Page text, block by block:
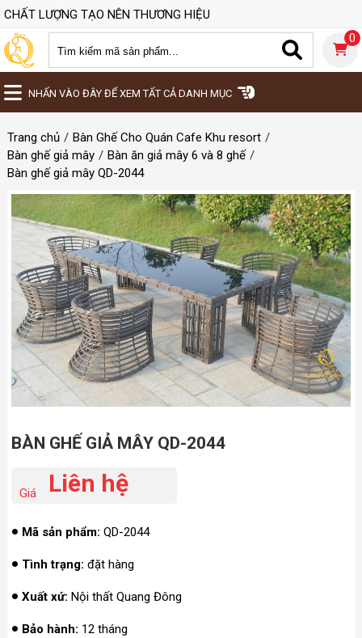
CHẤT LƯỢNG TẠO NÊN THƯƠNG HIỆU
0
NHẤN VÀO ĐÂY ĐỂ XEM TẤT CẢ DANH MỤC
Trang chủ
Bàn Ghế Cho Quán Cafe Khu resort
Bàn ghế giả mây
Bàn ăn giả mây 6 và 8 ghế
Bàn ghế giả mây QD-2044
BÀN GHẾ GIẢ MÂY QD-2044
Giá Liên hệ
Mã sản phẩm: QD-2044
Tình trạng: đặt hàng
Xuất xứ: Nội thất Quang Đông
Bảo hành: 12 tháng